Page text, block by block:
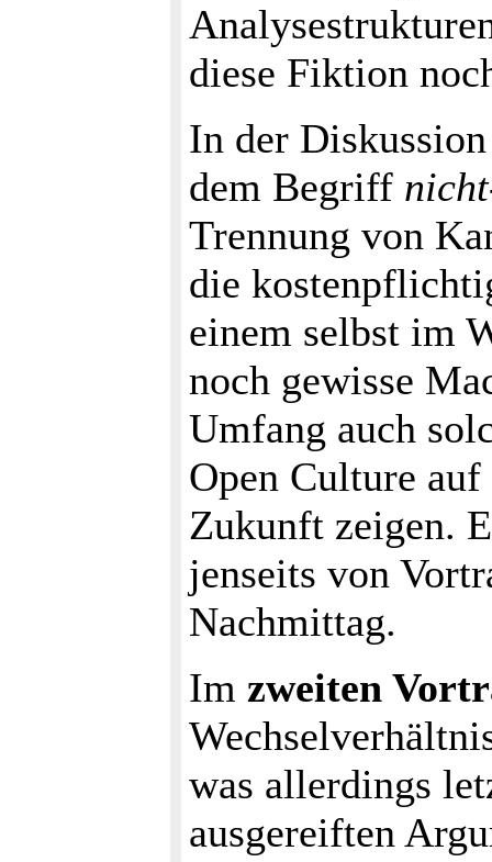
diese Fiktion
In der
dem Begriff
Trennung von
die
einem selbst im
noch gewisse
Umfang auch
Open Culture
Zukunft zeigen.
jenseits von
Nachmittag.
Im zweiten
was allerdings
ausgereiften